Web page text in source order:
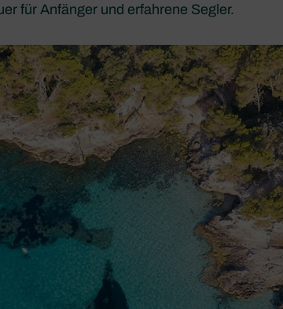
für Anfänger und erfahrene Segler.